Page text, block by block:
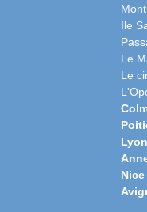
Ile
Le
Le
Lyon
Nice